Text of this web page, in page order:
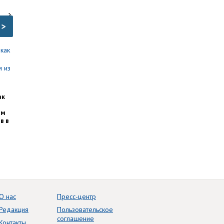
>
в
нас
Пресс-центр
Пользовательское
соглашение